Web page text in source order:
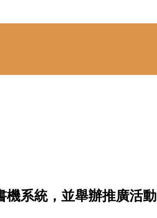
機系統，並舉辦推廣活動